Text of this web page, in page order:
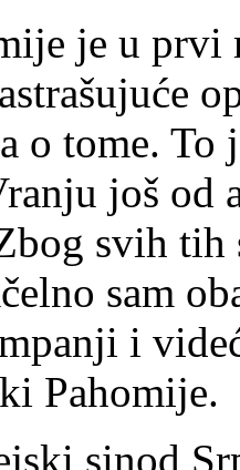
je u prvi
o tome.
još od
svih tih
sam
i
Pahomije.
sinod